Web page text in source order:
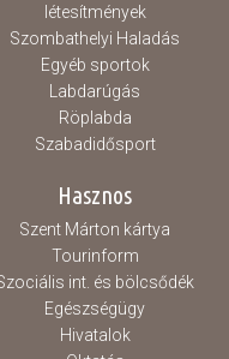
létesítmények
Szombathelyi Haladás
Egyéb sportok
Labdarúgás
Röplabda
Szabadidősport
Hasznos
Szent Márton kártya
Tourinform
int. és bölcsődék
Egészségügy
Hivatalok